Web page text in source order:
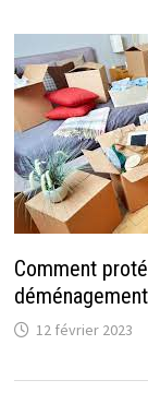
Comment
12 février 2023